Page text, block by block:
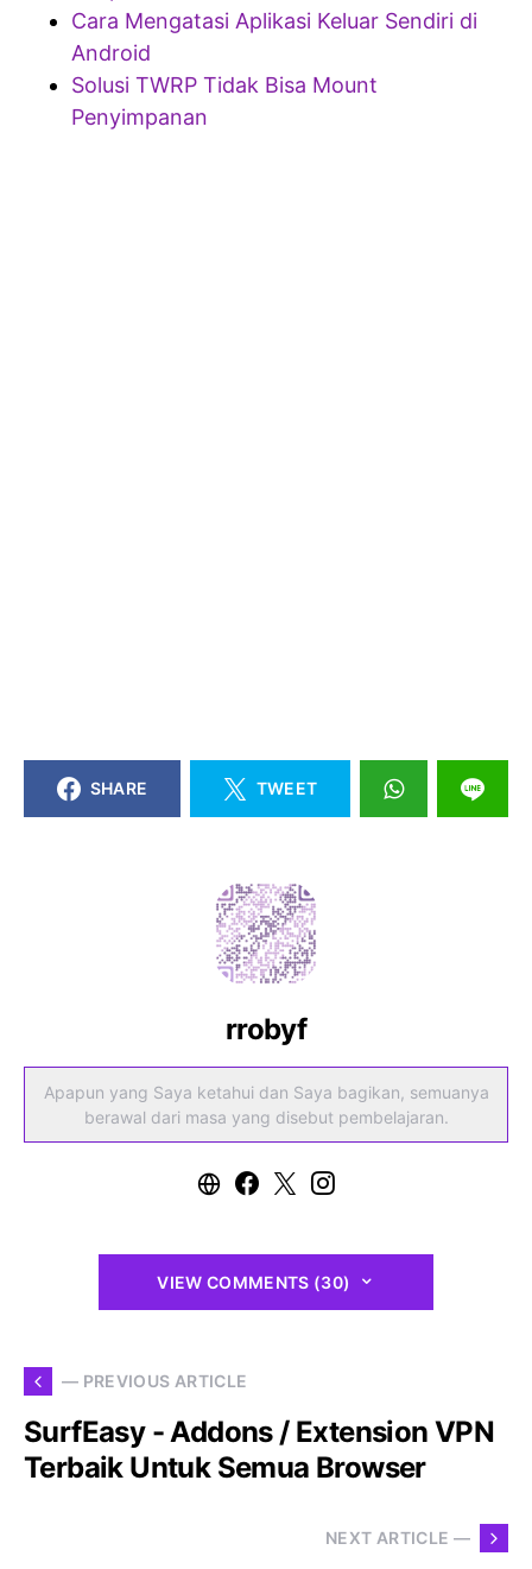
Cara Mengatasi Aplikasi Keluar Sendiri di
Android
Solusi TWRP Tidak Bisa Mount
Penyimpanan
SHARE TWEET
rrobyf
Apapun yang Saya ketahui dan Saya bagikan, semuanya
berawal dari masa yang disebut pembelajaran.
VIEW COMMENTS (30)
— PREVIOUS ARTICLE
SurfEasy - Addons / Extension VPN
Terbaik Untuk Semua Browser
NEXT ARTICLE —